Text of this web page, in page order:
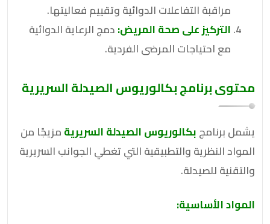
مراقبة التفاعلات الدوائية وتقييم فعاليتها.
التركيز على صحة المريض:دمج الرعاية الدوائية
مع احتياجات المرضى الفردية.
محتوى برنامج بكالوريوس الصيدلة السريرية
يشمل برنامجبكالوريوس الصيدلة السريريةمزيجًا من
المواد النظرية والتطبيقية التي تغطي الجوانب السريرية
والتقنية للصيدلة.
المواد الأساسية: